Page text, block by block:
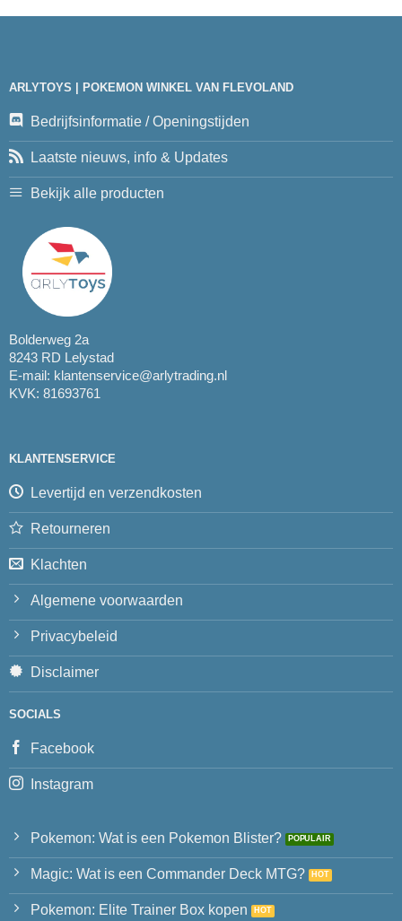
ARLYTOYS | POKEMON WINKEL VAN FLEVOLAND
Bedrijfsinformatie / Openingstijden
Laatste nieuws, info & Updates
Bekijk alle producten
Bolderweg 2a
8243 RD Lelystad
E-mail: klantenservice@arlytrading.nl
KVK: 81693761
KLANTENSERVICE
Levertijd en verzendkosten
Retourneren
Klachten
Algemene voorwaarden
Privacybeleid
Disclaimer
SOCIALS
Facebook
Instagram
Pokemon: Wat is een Pokemon Blister?
Magic: Wat is een Commander Deck MTG?
Pokemon: Elite Trainer Box kopen